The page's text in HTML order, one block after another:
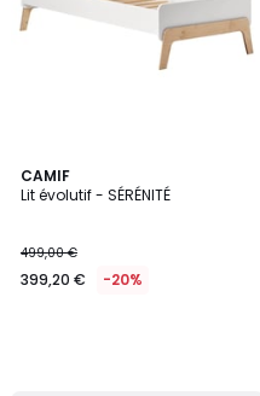
CAMIF
Lit évolutif - SÉRÉNITÉ
499,00 €
399,20 € -20%